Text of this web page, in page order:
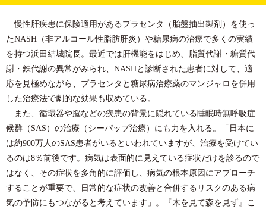
慢性肝疾患に保険適用があるプラセンタ（胎盤抽出製剤）を使っ
たNASH（非アルコール性脂肪肝炎）や糖尿病の治療で多くの実績
を持つ浜田結城院長。最近では肝機能をはじめ、脂質代謝・糖質代
謝・鉄代謝の異常がみられ、NASHと診断された患者に対して、適
応を見極めながら、プラセンタと糖尿病治療薬のマンジャロを併用
した治療法で劇的な効果も収めている。
また、循環器や脳などの疾患の背景に隠れている睡眠時無呼吸症
候群（SAS）の治療（シーパップ治療）にも力を入れる。「日本に
は約900万人のSAS患者がいるといわれていますが、治療を受けてい
るのは8％前後です。病気は表面的に見えている症状だけを診るので
はなく、その症状を多角的に評価し、病気の根本原因にアプローチ
することが重要で、日常的な症状の改善と合併するリスクのある病
気の予防にもつながると考えています」。『木を見て森を見ず』こ